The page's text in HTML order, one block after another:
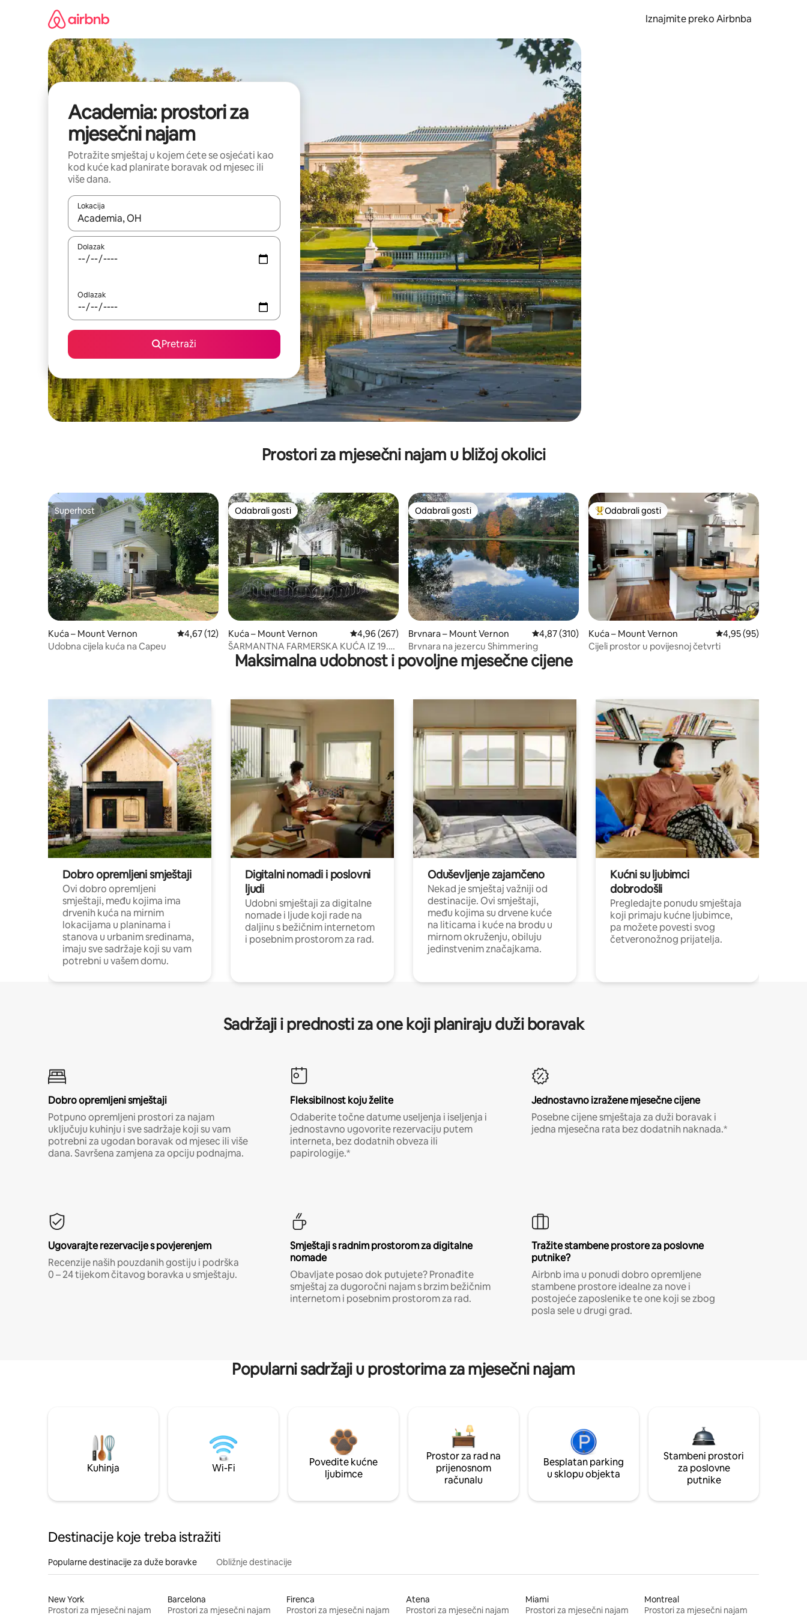
Iznajmite preko Airbnba
Academia: prostori za
mjesečni najam
Potražite smještaj u kojem ćete se osjećati kao
kod kuće kad planirate boravak od mjesec ili
više dana.
Lokacija
Kada budu dostupni rezultati, moći ćete ih pregledati koristeći se strelicama prema gore i prema dolje, kao i dodirom ili prelaskom prstom po zaslonu.
Dolazak
Odlazak
Pretraži
Prostori za mjesečni najam u bližoj okolici
Superhost
Superhost
Kuća – Mount Vernon Prosječna ocjena: 4,67/5, recenzija: 12
4,67 (12)
Udobna cijela kuća na Capeu
Odabrali gosti
Odabrali gosti
Kuća – Mount Vernon Prosječna ocjena: 4,96/5, recenzija: 267
4,96 (267)
ŠARMANTNA FARMERSKA KUĆA IZ 19.
STOLJEĆA
Odabrali gosti
Odabrali gosti
Brvnara – Mount Vernon Prosječna ocjena: 4,87/5, recenzija: 310
4,87 (310)
Brvnara na jezercu Shimmering
Među najviše rangiranima s oznakom „Odabrali gosti”
Odabrali gosti
Kuća – Mount Vernon Prosječna ocjena:
4,95 (95)
Cijeli prostor u povijesnoj četvrti
Maksimalna udobnost i povoljne mjesečne cijene
Dobro opremljeni smještaji
Ovi dobro opremljeni
smještaji, među kojima ima
drvenih kuća na mirnim
lokacijama u planinama i
stanova u urbanim sredinama,
imaju sve sadržaje koji su vam
potrebni u vašem domu.
Digitalni nomadi i poslovni
ljudi
Udobni smještaji za digitalne
nomade i ljude koji rade na
daljinu s bežičnim internetom
i posebnim prostorom za rad.
Oduševljenje zajamčeno
Nekad je smještaj važniji od
destinacije. Ovi smještaji,
među kojima su drvene kuće
na liticama i kuće na brodu u
mirnom okruženju, obiluju
jedinstvenim značajkama.
Kućni su ljubimci
dobrodošli
Pregledajte ponudu smještaja
koji primaju kućne ljubimce,
pa možete povesti svog
četveronožnog prijatelja.
Sadržaji i prednosti za one koji planiraju duži boravak
Dobro opremljeni smještaji
Potpuno opremljeni prostori za najam
uključuju kuhinju i sve sadržaje koji su vam
potrebni za ugodan boravak od mjesec ili više
dana. Savršena zamjena za opciju podnajma.
Fleksibilnost koju želite
Odaberite točne datume useljenja i iseljenja i
jednostavno ugovorite rezervaciju putem
interneta, bez dodatnih obveza ili
papirologije.*
Jednostavno izražene mjesečne cijene
Posebne cijene smještaja za duži boravak i
jedna mjesečna rata bez dodatnih naknada.*
Ugovarajte rezervacije s povjerenjem
Recenzije naših pouzdanih gostiju i podrška
0 – 24 tijekom čitavog boravka u smještaju.
Smještaji s radnim prostorom za digitalne
nomade
Obavljate posao dok putujete? Pronađite
smještaj za dugoročni najam s brzim bežičnim
internetom i posebnim prostorom za rad.
Tražite stambene prostore za poslovne
putnike?
Airbnb ima u ponudi dobro opremljene
stambene prostore idealne za nove i
postojeće zaposlenike te one koji se zbog
posla sele u drugi grad.
Popularni sadržaji u prostorima za mjesečni najam
Kuhinja Wi-Fi
Povedite kućne
ljubimce
Prostor za rad na
prijenosnom
računalu
Besplatan parking
u sklopu objekta
Stambeni prostori
za poslovne
putnike
Destinacije koje treba istražiti
Popularne destinacije za duže boravke Obližnje destinacije
New York
Prostori za mjesečni najam
Barcelona
Prostori za mjesečni najam
Firenca
Prostori za mjesečni najam
Atena
Prostori za mjesečni najam
Miami
Prostori za mjesečni najam
Montreal
Prostori za mjesečni najam